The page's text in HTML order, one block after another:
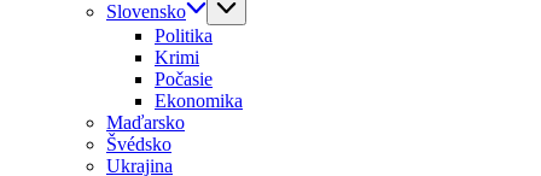
Slovensko
Politika
Krimi
Počasie
Ekonomika
Maďarsko
Švédsko
Ukrajina